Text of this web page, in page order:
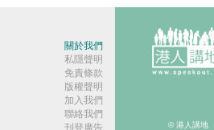
關於我們
私隱聲明
免責條款
版權聲明
加入我們
聯絡我們
刊登廣告
© 港人講地